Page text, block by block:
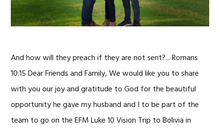
And how will they preach if they are not sent?... Romans
10:15 Dear Friends and Family, We would like you to share
with you our joy and gratitude to God for the beautiful
opportunity he gave my husband and I to be part of the
team to go on the EFM Luke 10 Vision Trip to Bolivia in